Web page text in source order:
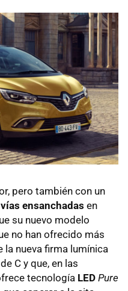
pero también con un
vías ensanchadas en
su nuevo modelo
no han ofrecido más
la nueva firma lumínica
C y que, en las
tecnología LED Pure